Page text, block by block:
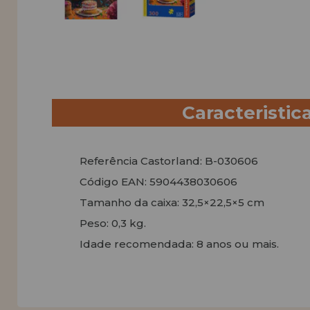
Referência Castorland: B-030606
Código EAN: 5904438030606
Tamanho da caixa: 32,5×22,5×5 cm
Peso: 0,3 kg.
Idade recomendada: 8 anos ou mais.